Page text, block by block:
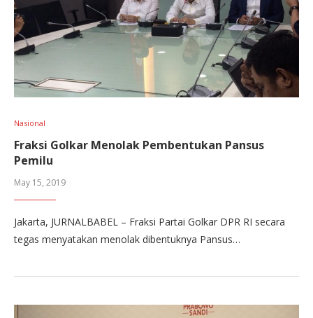
Nasional
Fraksi Golkar Menolak Pembentukan Pansus
Pemilu
May 15, 2019
Jakarta, JURNALBABEL – Fraksi Partai Golkar DPR RI secara
tegas menyatakan menolak dibentuknya Pansus…